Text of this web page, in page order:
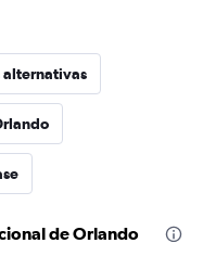
alternativas
de Orlando